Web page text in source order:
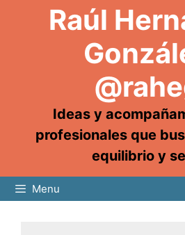
Raúl
Ideas y
profesionales que
equilibrio y
Menu